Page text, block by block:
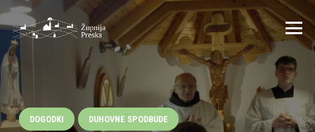
DOGODKI DUHOVNE SPODBUDE